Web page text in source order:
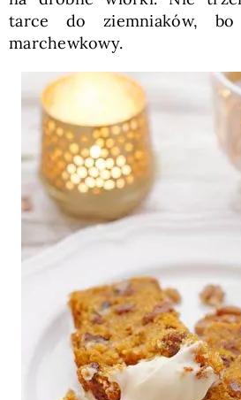
tarce do ziemniaków,
marchewkowy.